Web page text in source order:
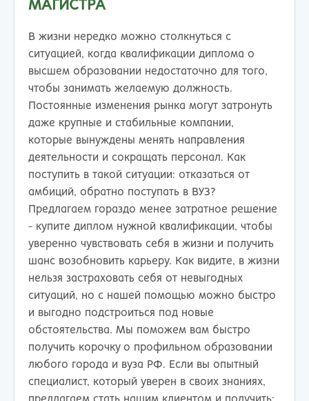
МАГИСТРА
В жизни нередко можно столкнуться с
ситуацией, когда квалификации диплома о
высшем образовании недостаточно для того,
чтобы занимать желаемую должность.
Постоянные изменения рынка могут затронуть
даже крупные и стабильные компании,
которые вынуждены менять направления
деятельности и сокращать персонал. Как
поступить в такой ситуации: отказаться от
амбиций, обратно поступать в ВУЗ?
Предлагаем гораздо менее затратное решение
- купите диплом нужной квалификации, чтобы
уверенно чувствовать себя в жизни и получить
шанс возобновить карьеру. Как видите, в жизни
нельзя застраховать себя от невыгодных
ситуаций, но с нашей помощью можно быстро
и выгодно подстроиться под новые
обстоятельства. Мы поможем вам быстро
получить корочку о профильном образовании
любого города и вуза РФ. Если вы опытный
специалист, который уверен в своих знаниях,